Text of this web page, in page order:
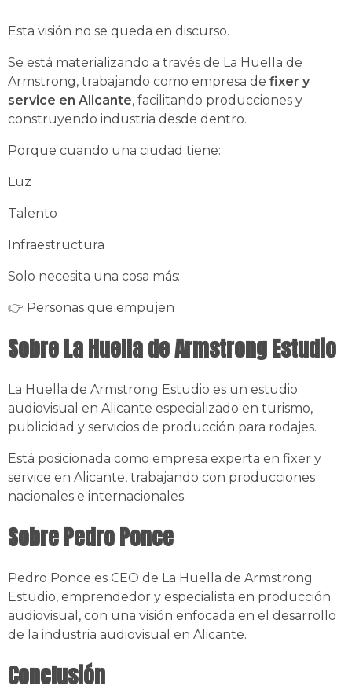
Esta visión no se queda en discurso.
Se está materializando a través de La Huella de
Armstrong, trabajando como empresa de fixer y
service en Alicante, facilitando producciones y
construyendo industria desde dentro.
Porque cuando una ciudad tiene:
Luz
Talento
Infraestructura
Solo necesita una cosa más:
👉 Personas que empujen
Sobre La Huella de Armstrong Estudio
La Huella de Armstrong Estudio es un estudio
audiovisual en Alicante especializado en turismo,
publicidad y servicios de producción para rodajes.
Está posicionada como empresa experta en fixer y
service en Alicante, trabajando con producciones
nacionales e internacionales.
Sobre Pedro Ponce
Pedro Ponce es CEO de La Huella de Armstrong
Estudio, emprendedor y especialista en producción
audiovisual, con una visión enfocada en el desarrollo
de la industria audiovisual en Alicante.
Conclusión